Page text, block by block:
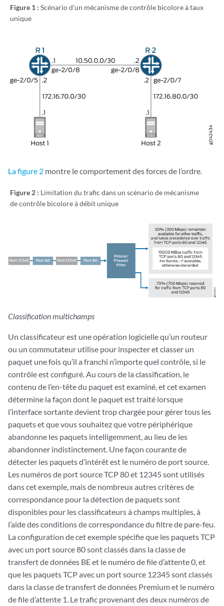
Figure 1 : Scénario d’un mécanisme de contrôle bicolore à taux
unique
La figure 2 montre le comportement des forces de l’ordre.
Figure 2 : Limitation du trafic dans un scénario de mécanisme
de contrôle bicolore à débit unique
Classification multichamps
Un classificateur est une opération logicielle qu’un routeur
ou un commutateur utilise pour inspecter et classer un
paquet une fois qu’il a franchi n’importe quel contrôle, si le
contrôle est configuré. Au cours de la classification, le
contenu de l’en-tête du paquet est examiné, et cet examen
détermine la façon dont le paquet est traité lorsque
l’interface sortante devient trop chargée pour gérer tous les
paquets et que vous souhaitez que votre périphérique
abandonne les paquets intelligemment, au lieu de les
abandonner indistinctement. Une façon courante de
détecter les paquets d’intérêt est le numéro de port source.
Les numéros de port source TCP 80 et 12345 sont utilisés
dans cet exemple, mais de nombreux autres critères de
correspondance pour la détection de paquets sont
disponibles pour les classificateurs à champs multiples, à
l’aide des conditions de correspondance du filtre de pare-feu.
La configuration de cet exemple spécifie que les paquets TCP
avec un port source 80 sont classés dans la classe de
transfert de données BE et le numéro de file d’attente 0, et
que les paquets TCP avec un port source 12345 sont classés
dans la classe de transfert de données Premium et le numéro
de file d’attente 1. Le trafic provenant des deux numéros de